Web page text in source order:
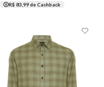
R$ 83,99de Cashback